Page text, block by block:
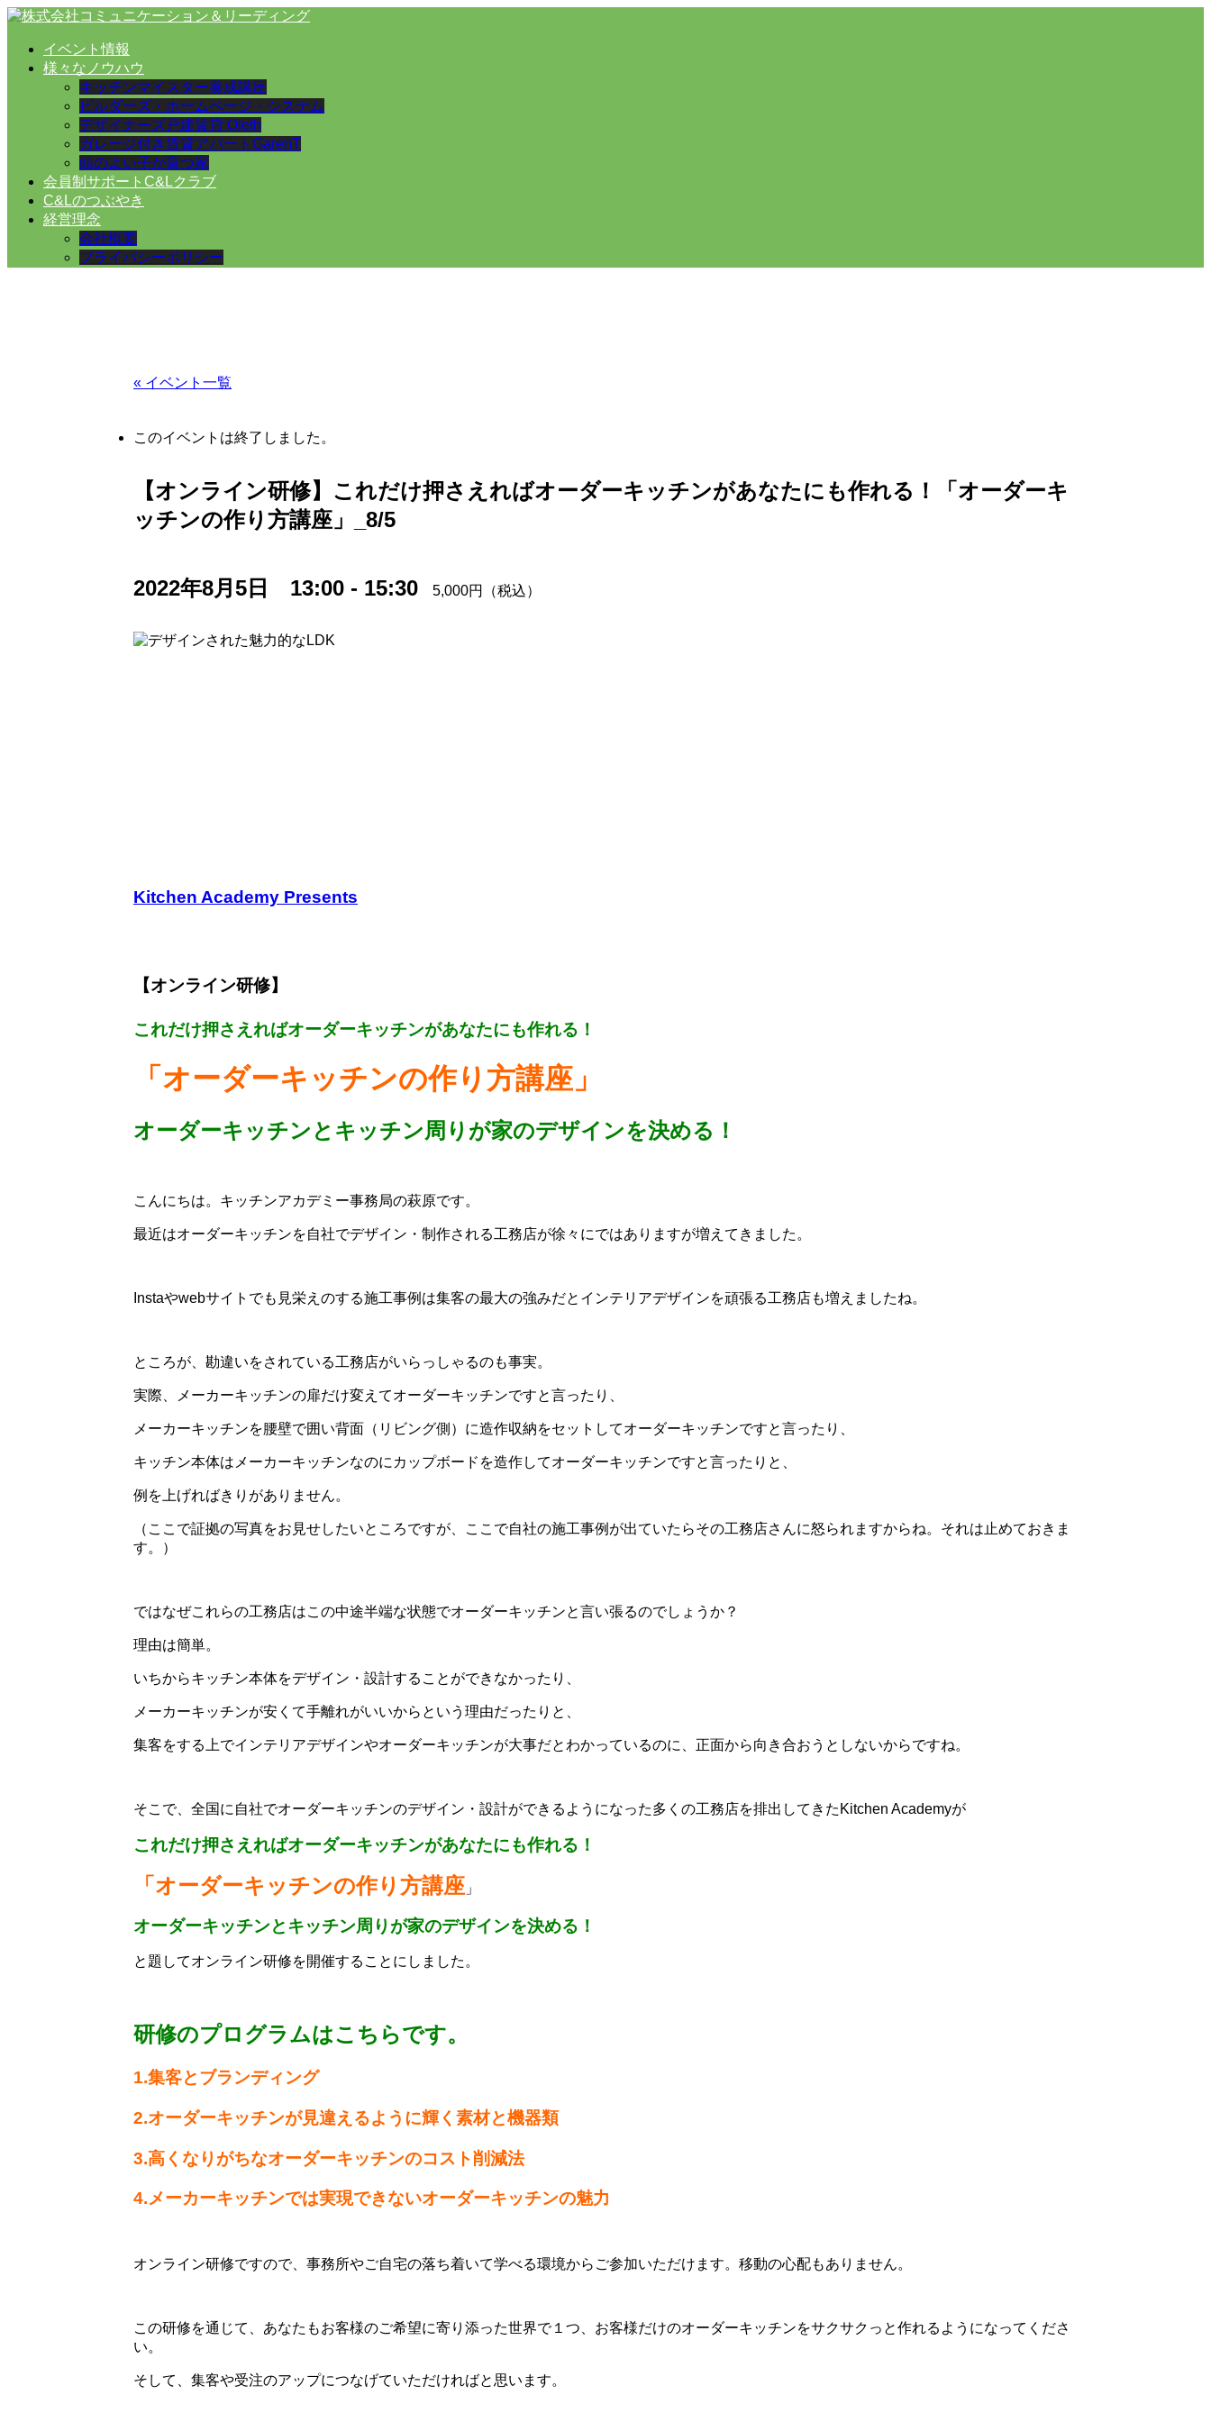
イベント情報
様々なノウハウ
キッチンマイスター養成講座
ビルダーズ・ホームページ・システム
デザイナーズ戸建賃貸 Oleth
ガレージ付き賃貸アパートGarenT
頭のよい子が育つ家
会員制サポートC&Lクラブ
C&Lのつぶやき
経営理念
会社概要
プライバシーポリシー
« イベント一覧
このイベントは終了しました。
【オンライン研修】これだけ押さえればオーダーキッチンがあなたにも作れる！「オーダーキ
ッチンの作り方講座」_8/5
2022年8月5日 13:00 - 15:30 5,000円（税込）
Kitchen Academy Presents
【オンライン研修】
これだけ押さえればオーダーキッチンがあなたにも作れる！
「オーダーキッチンの作り方講座」
オーダーキッチンとキッチン周りが家のデザインを決める！
こんにちは。キッチンアカデミー事務局の萩原です。
最近はオーダーキッチンを自社でデザイン・制作される工務店が徐々にではありますが増えてきました。
Instaやwebサイトでも見栄えのする施工事例は集客の最大の強みだとインテリアデザインを頑張る工務店も増えましたね。
ところが、勘違いをされている工務店がいらっしゃるのも事実。
実際、メーカーキッチンの扉だけ変えてオーダーキッチンですと言ったり、
メーカーキッチンを腰壁で囲い背面（リビング側）に造作収納をセットしてオーダーキッチンですと言ったり、
キッチン本体はメーカーキッチンなのにカップボードを造作してオーダーキッチンですと言ったりと、
例を上げればきりがありません。
（ここで証拠の写真をお見せしたいところですが、ここで自社の施工事例が出ていたらその工務店さんに怒られますからね。それは止めておきま
す。）
ではなぜこれらの工務店はこの中途半端な状態でオーダーキッチンと言い張るのでしょうか？
理由は簡単。
いちからキッチン本体をデザイン・設計することができなかったり、
メーカーキッチンが安くて手離れがいいからという理由だったりと、
集客をする上でインテリアデザインやオーダーキッチンが大事だとわかっているのに、正面から向き合おうとしないからですね。
そこで、全国に自社でオーダーキッチンのデザイン・設計ができるようになった多くの工務店を排出してきたKitchen Academyが
これだけ押さえればオーダーキッチンがあなたにも作れる！
「オーダーキッチンの作り方講座 」
オーダーキッチンとキッチン周りが家のデザインを決める！
と題してオンライン研修を開催することにしました。
研修のプログラムはこちらです。
1.集客とブランディング
2.オーダーキッチンが見違えるように輝く素材と機器類
3.高くなりがちなオーダーキッチンのコスト削減法
4.メーカーキッチンでは実現できないオーダーキッチンの魅力
オンライン研修ですので、事務所やご自宅の落ち着いて学べる環境からご参加いただけます。移動の心配もありません。
この研修を通じて、あなたもお客様のご希望に寄り添った世界で１つ、お客様だけのオーダーキッチンをサクサクっと作れるようになってくださ
い。
そして、集客や受注のアップにつなげていただければと思います。